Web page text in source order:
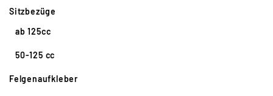
Sitzbezüge
ab 125cc
50-125 cc
Felgenaufkleber